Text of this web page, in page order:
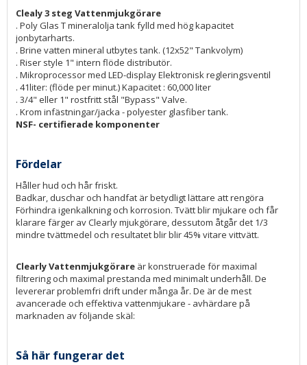
Clealy 3 steg Vattenmjukgörare
. Poly Glas T mineralolja tank fylld med hög kapacitet
jonbytarharts.
. Brine vatten mineral utbytes tank. (12x52" Tankvolym)
. Riser style 1" intern flöde distributör.
. Mikroprocessor med LED-display Elektronisk regleringsventil
. 41liter: (flöde per minut.) Kapacitet : 60,000 liter
. 3/4" eller 1" rostfritt stål "Bypass" Valve.
. Krom infästningar/jacka - polyester glasfiber tank.
NSF- certifierade komponenter
Fördelar
Håller hud och hår friskt.
Badkar, duschar och handfat är betydligt lättare att rengöra
Förhindra igenkalkning och korrosion. Tvätt blir mjukare och får
klarare färger av Clearly mjukgörare, dessutom åtgår det 1/3
mindre tvättmedel och resultatet blir blir 45% vitare vittvätt.
Clearly Vattenmjukgörare är konstruerade för maximal
filtrering och maximal prestanda med minimalt underhåll. De
levererar problemfri drift under många år. De är de mest
avancerade och effektiva vattenmjukare - avhärdare på
marknaden av följande skäl:
Så här fungerar det